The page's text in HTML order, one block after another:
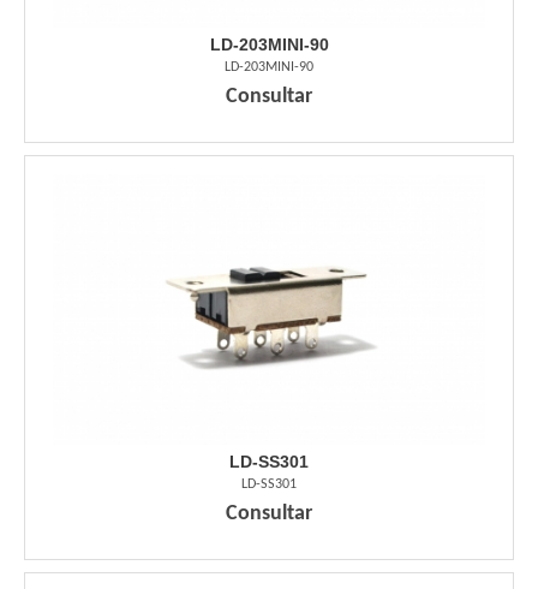
LD-203MINI-90
LD-203MINI-90
Consultar
LD-SS301
LD-SS301
Consultar